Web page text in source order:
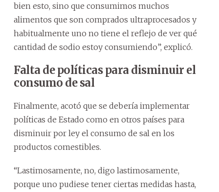
bien esto, sino que consumimos muchos
alimentos que son comprados ultraprocesados y
habitualmente uno no tiene el reflejo de ver qué
cantidad de sodio estoy consumiendo”, explicó.
Falta de políticas para disminuir el
consumo de sal
Finalmente, acotó que se debería implementar
políticas de Estado como en otros países para
disminuir por ley el consumo de sal en los
productos comestibles.
“Lastimosamente, no, digo lastimosamente,
porque uno pudiese tener ciertas medidas hasta,